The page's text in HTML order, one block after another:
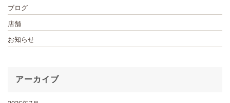
ブログ
店舗
お知らせ
アーカイブ